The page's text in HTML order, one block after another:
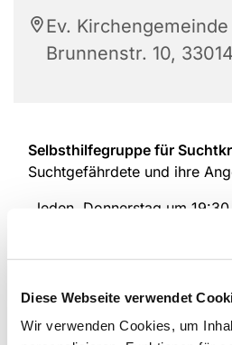
Diese Webseite verwendet
Wir verwenden Cookies, um
Ev.
Brunnenstr. 10,
Selbsthilfegruppe für
Suchtgefährdete und ihre
Jeden Donnerstag um
Die Gruppe wird von einer